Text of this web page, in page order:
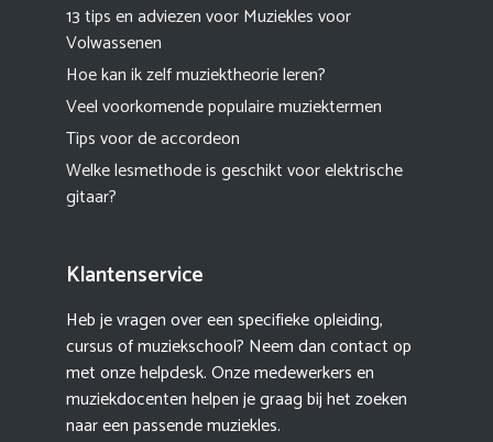
13 tips en adviezen voor Muziekles voor
Volwassenen
Hoe kan ik zelf muziektheorie leren?
Veel voorkomende populaire muziektermen
Tips voor de accordeon
Welke lesmethode is geschikt voor elektrische
gitaar?
Klantenservice
Heb je vragen over een specifieke opleiding,
cursus of muziekschool? Neem dan contact op
met onze helpdesk. Onze medewerkers en
muziekdocenten helpen je graag bij het zoeken
naar een passende muziekles.